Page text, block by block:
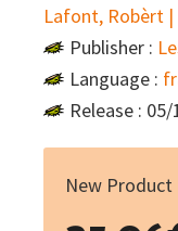
Lafont, Robèrt
Publisher :
Language :
Release : 05/
New Product